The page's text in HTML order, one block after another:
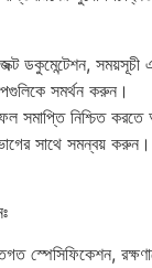
ডকুমেন্টেশন,
সমর্থন করুন।
সমাপ্তি নিশ্চিত
সাথে সমন্বয় করুন।
স্পেসিফিকেশন,